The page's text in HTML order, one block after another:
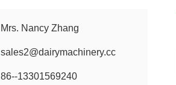
Mrs. Nancy Zhang
sales2@dairymachinery.cc
86--13301569240